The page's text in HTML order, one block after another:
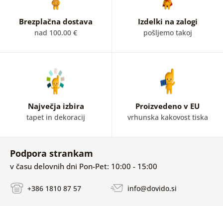
Brezplačna dostava
nad 100.00 €
Izdelki na zalogi
pošljemo takoj
Največja izbira
tapet in dekoracij
Proizvedeno v EU
vrhunska kakovost tiska
Podpora strankam
v času delovnih dni Pon-Pet: 10:00 - 15:00
+386 1810 87 57 info@dovido.si